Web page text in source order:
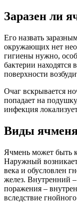
Заразен ли
Его назвать
окружающих нет
гигиены нужно,
бактерии находятся
поверхности
Очаг вскрывается
попадает на
инфекция
Виды
Ячмень может быть
Наружный
века и обусловлен
желез. Внутренний –
поражения –
вследствие